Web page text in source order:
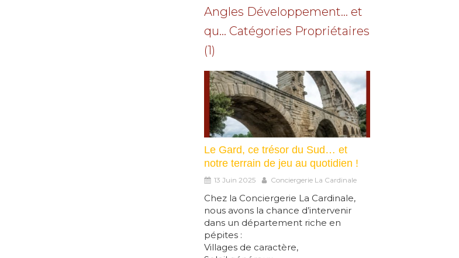
Angles Développement… et
qu... Catégories Propriétaires
(1)
Le Gard, ce trésor du Sud… et
notre terrain de jeu au quotidien !
13 Juin 2025 Conciergerie La Cardinale
Chez la Conciergerie La Cardinale,
nous avons la chance d’intervenir
dans un département riche en
pépites :
Villages de caractère,